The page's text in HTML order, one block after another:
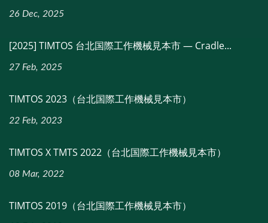
26 Dec, 2025
[2025] TIMTOS 台北国際工作機械見本市 — Cradle...
27 Feb, 2025
TIMTOS 2023（台北国際工作機械見本市）
22 Feb, 2023
TIMTOS X TMTS 2022（台北国際工作機械見本市）
08 Mar, 2022
TIMTOS 2019（台北国際工作機械見本市）